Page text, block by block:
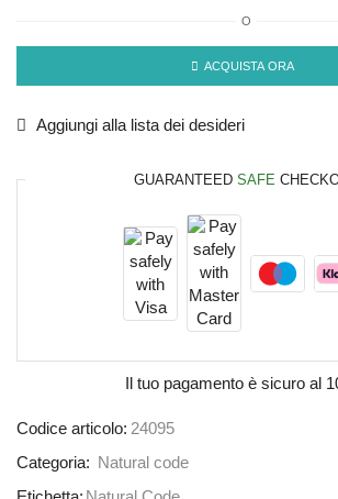
O
ACQUISTA ORA
Aggiungi alla lista dei desideri
GUARANTEED SAFE
Il tuo pagamento è sicuro al
Codice articolo: 24095
Categoria:
Natural code